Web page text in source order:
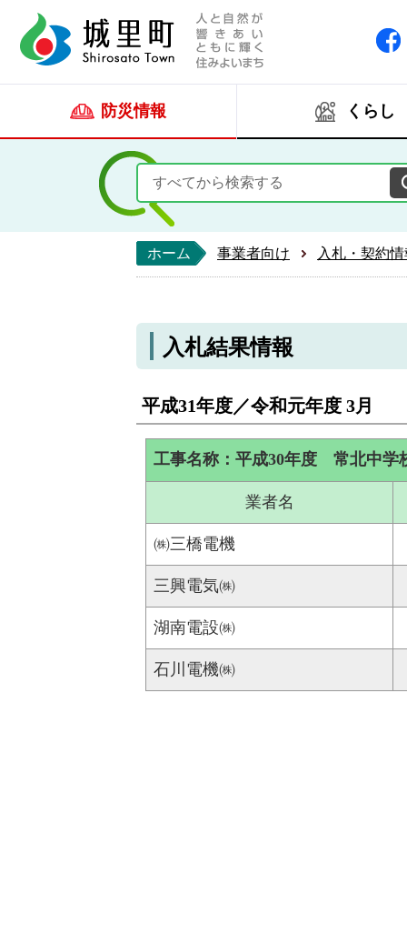
防災情報 くらし
ホーム 事業者向け 入札・契約
入札結果情報
平成31年度／令和元年度 3月
工事名称：平成30年度 常北中学
業者名
㈱三橋電機
三興電気㈱
湖南電設㈱
石川電機㈱